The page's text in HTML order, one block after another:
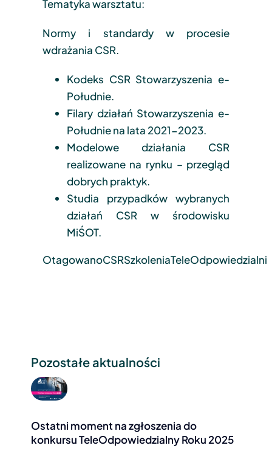
Tematyka warsztatu:
Normy i standardy w procesie
wdrażania CSR.
Kodeks CSR Stowarzyszenia e-
Południe.
Filary działań Stowarzyszenia e-
Południe na lata 2021-2023.
Modelowe działania CSR
realizowane na rynku – przegląd
dobrych praktyk.
Studia przypadków wybranych
działań CSR w środowisku
MiŚOT.
OtagowanoCSRSzkoleniaTeleOdpowiedzialni
Pozostałe aktualności
Ostatni moment na zgłoszenia do
konkursu TeleOdpowiedzialny Roku 2025